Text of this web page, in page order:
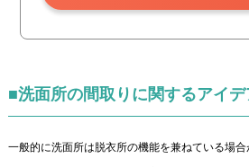
■洗面所の間取りに関するアイデ
一般的に洗面所は脱衣所の機能を兼ねている場